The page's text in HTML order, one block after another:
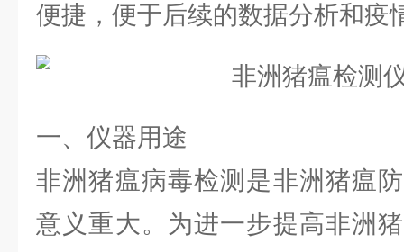
便捷，便于后续的数据分析和疫
一、仪器用途
非洲猪瘟病毒检测是非洲猪瘟
意义重大。为进一步提高非洲